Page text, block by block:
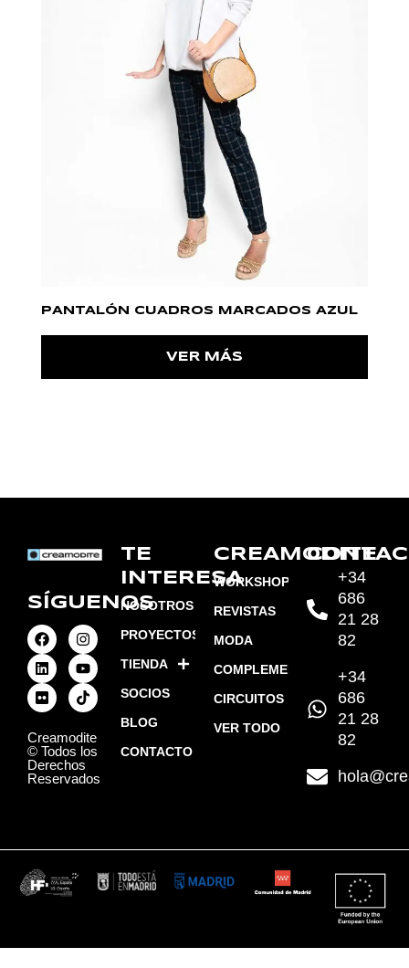
PANTALÓN CUADROS MARCADOS AZUL
VER MÁS
SÍGUENOS
Creamodite
© Todos los
Derechos
Reservados
TE
INTERESA
NOSOTROS
PROYECTOS
TIENDA
SOCIOS
BLOG
CONTACTO
CREAMODITE
WORKSHOPS
REVISTAS
MODA
COMPLEMENTOS
CIRCUITOS
VER TODO
+34
686
21 28
82
+34
686
21 28
82